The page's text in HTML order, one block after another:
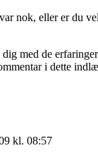
nok, eller er du
med de
i dette
kl. 08:57